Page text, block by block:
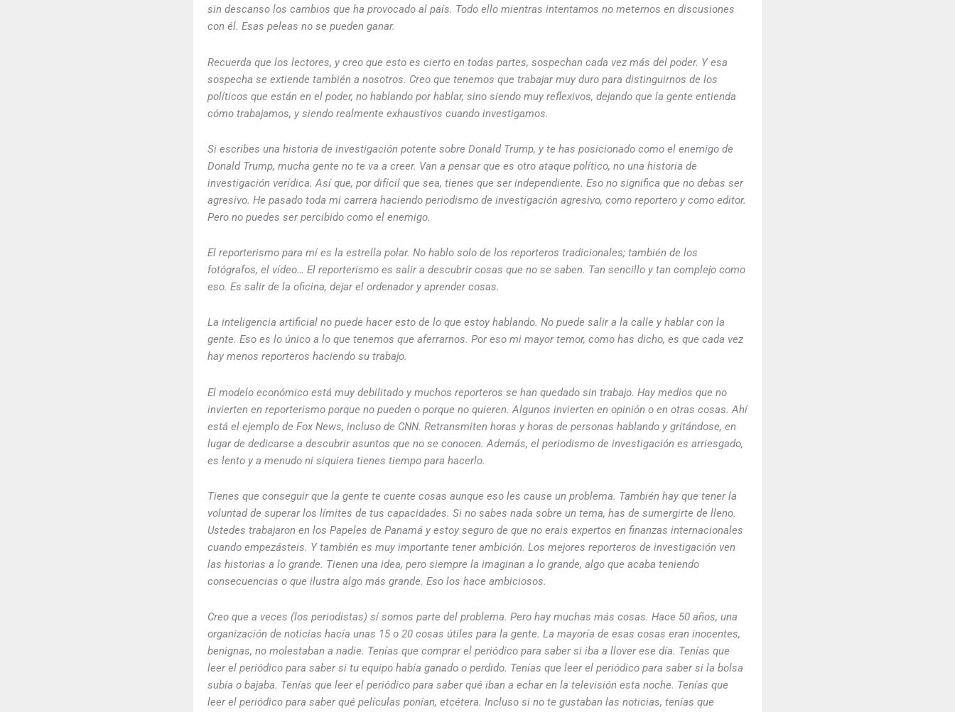
sin descanso los cambios que ha provocado al país. Todo ello mientras intentamos no meternos en discusiones
con él. Esas peleas no se pueden ganar.
Recuerda que los lectores, y creo que esto es cierto en todas partes, sospechan cada vez más del poder. Y esa
sospecha se extiende también a nosotros. Creo que tenemos que trabajar muy duro para distinguirnos de los
políticos que están en el poder, no hablando por hablar, sino siendo muy reflexivos, dejando que la gente entienda
cómo trabajamos, y siendo realmente exhaustivos cuando investigamos.
Si escribes una historia de investigación potente sobre Donald Trump, y te has posicionado como el enemigo de
Donald Trump, mucha gente no te va a creer. Van a pensar que es otro ataque político, no una historia de
investigación verídica. Así que, por difícil que sea, tienes que ser independiente. Eso no significa que no debas ser
agresivo. He pasado toda mi carrera haciendo periodismo de investigación agresivo, como reportero y como editor.
Pero no puedes ser percibido como el enemigo.
El reporterismo para mí es la estrella polar. No hablo solo de los reporteros tradicionales; también de los
fotógrafos, el vídeo… El reporterismo es salir a descubrir cosas que no se saben. Tan sencillo y tan complejo como
eso. Es salir de la oficina, dejar el ordenador y aprender cosas.
La inteligencia artificial no puede hacer esto de lo que estoy hablando. No puede salir a la calle y hablar con la
gente. Eso es lo único a lo que tenemos que aferrarnos. Por eso mi mayor temor, como has dicho, es que cada vez
hay menos reporteros haciendo su trabajo.
El modelo económico está muy debilitado y muchos reporteros se han quedado sin trabajo. Hay medios que no
invierten en reporterismo porque no pueden o porque no quieren. Algunos invierten en opinión o en otras cosas. Ahí
está el ejemplo de Fox News, incluso de CNN. Retransmiten horas y horas de personas hablando y gritándose, en
lugar de dedicarse a descubrir asuntos que no se conocen. Además, el periodismo de investigación es arriesgado,
es lento y a menudo ni siquiera tienes tiempo para hacerlo.
Tienes que conseguir que la gente te cuente cosas aunque eso les cause un problema. También hay que tener la
voluntad de superar los límites de tus capacidades. Si no sabes nada sobre un tema, has de sumergirte de lleno.
Ustedes trabajaron en los Papeles de Panamá y estoy seguro de que no erais expertos en finanzas internacionales
cuando empezásteis. Y también es muy importante tener ambición. Los mejores reporteros de investigación ven
las historias a lo grande. Tienen una idea, pero siempre la imaginan a lo grande, algo que acaba teniendo
consecuencias o que ilustra algo más grande. Eso los hace ambiciosos.
Creo que a veces (los periodistas) sí somos parte del problema. Pero hay muchas más cosas. Hace 50 años, una
organización de noticias hacía unas 15 o 20 cosas útiles para la gente. La mayoría de esas cosas eran inocentes,
benignas, no molestaban a nadie. Tenías que comprar el periódico para saber si iba a llover ese día. Tenías que
leer el periódico para saber si tu equipo había ganado o perdido. Tenías que leer el periódico para saber si la bolsa
subía o bajaba. Tenías que leer el periódico para saber qué iban a echar en la televisión esta noche. Tenías que
leer el periódico para saber qué películas ponían, etcétera. Incluso si no te gustaban las noticias, tenías que